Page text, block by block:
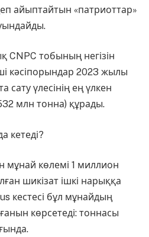
айыптайтын «патриоттар»
тобының негізін
кәсіпорындар 2023 жылы
үлесінің ең үлкен
млн тонна) құрады.
кетеді?
мұнай көлемі 1 миллион
шикізат ішкі нарыққа
кестесі бұл мұнайдың
көрсетеді: тоннасы